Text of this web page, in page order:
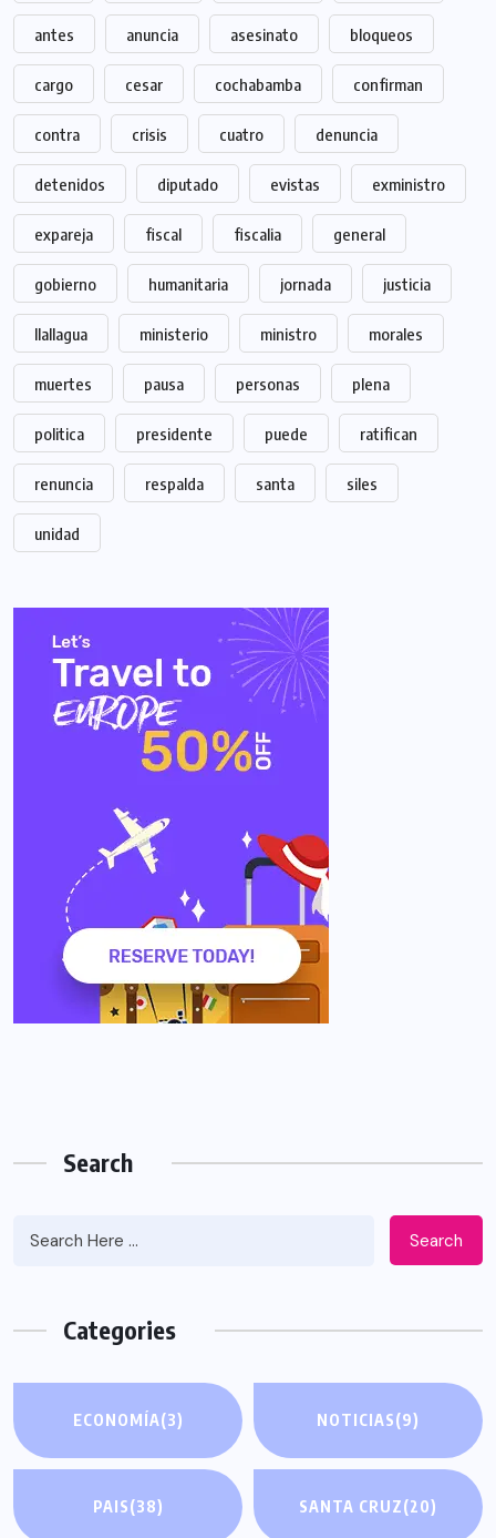
antes anuncia asesinato bloqueos
cargo cesar cochabamba confirman
contra crisis cuatro denuncia
detenidos diputado evistas exministro
expareja fiscal fiscalia general
gobierno humanitaria jornada justicia
llallagua ministerio ministro morales
muertes pausa personas plena
politica presidente puede ratifican
renuncia respalda santa siles
unidad
Search
Search
Categories
ECONOMÍA(3) NOTICIAS(9)
PAIS(38) SANTA CRUZ(20)